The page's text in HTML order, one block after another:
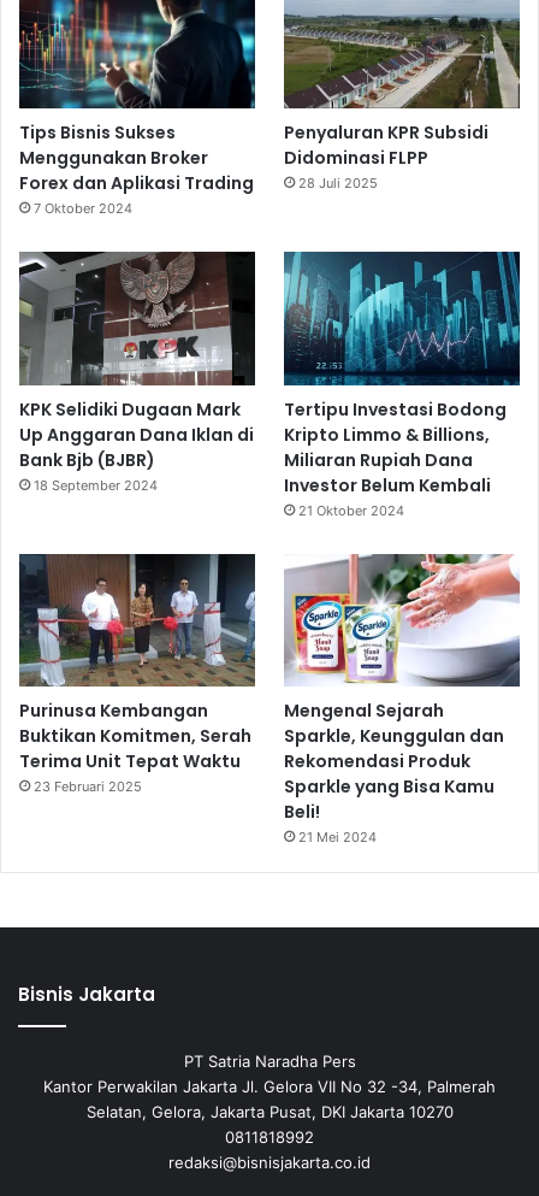
Tips Bisnis Sukses
Menggunakan Broker
Forex dan Aplikasi Trading
7 Oktober 2024
Penyaluran KPR Subsidi
Didominasi FLPP
28 Juli 2025
KPK Selidiki Dugaan Mark
Up Anggaran Dana Iklan di
Bank Bjb (BJBR)
18 September 2024
Tertipu Investasi Bodong
Kripto Limmo & Billions,
Miliaran Rupiah Dana
Investor Belum Kembali
21 Oktober 2024
Purinusa Kembangan
Buktikan Komitmen, Serah
Terima Unit Tepat Waktu
23 Februari 2025
Mengenal Sejarah
Sparkle, Keunggulan dan
Rekomendasi Produk
Sparkle yang Bisa Kamu
Beli!
21 Mei 2024
Bisnis Jakarta
PT Satria Naradha Pers
Kantor Perwakilan Jakarta Jl. Gelora VII No 32 -34, Palmerah
Selatan, Gelora, Jakarta Pusat, DKI Jakarta 10270
0811818992
redaksi@bisnisjakarta.co.id